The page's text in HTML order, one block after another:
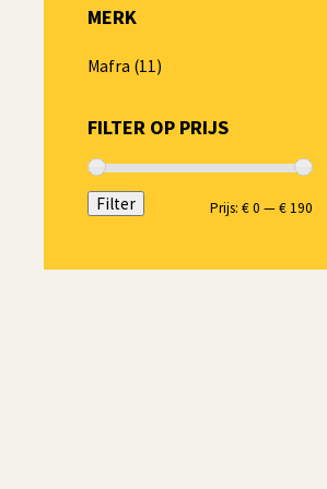
MERK
Mafra (11)
FILTER OP PRIJS
Filter Prijs:€ 0 —€ 190